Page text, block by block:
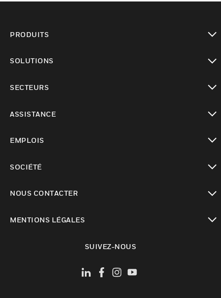
PRODUITS
SOLUTIONS
SECTEURS
ASSISTANCE
EMPLOIS
SOCIÉTÉ
NOUS CONTACTER
MENTIONS LÉGALES
SUIVEZ-NOUS